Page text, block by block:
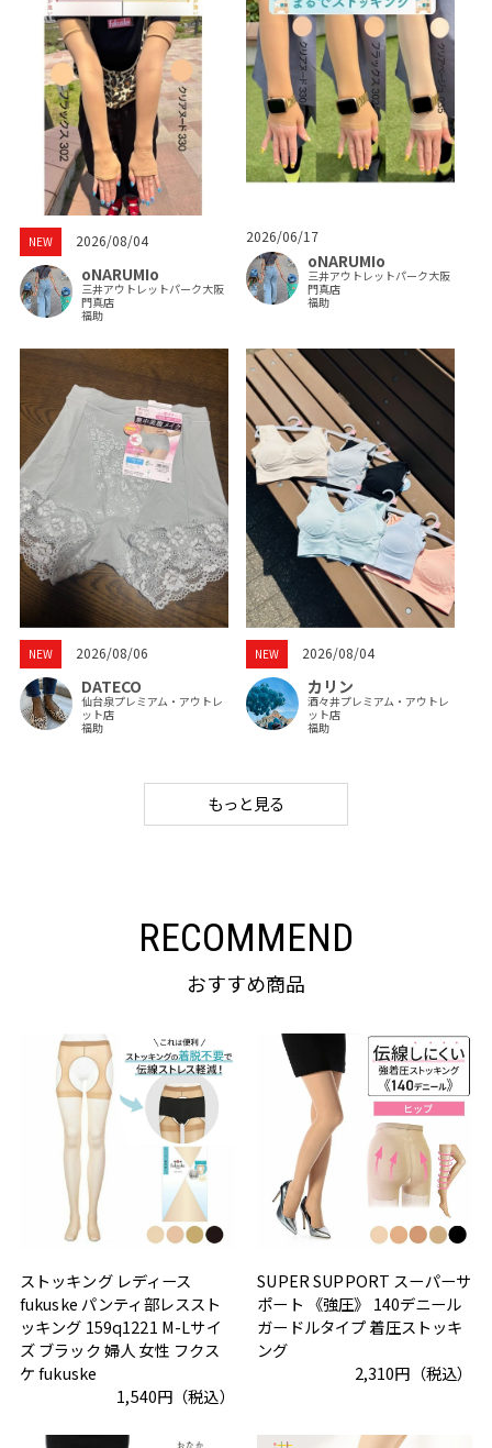
NEW 2026/08/04
oNARUMIo
三井アウトレットパーク大阪
門真店
福助
2026/06/17
oNARUMIo
三井アウトレットパーク大阪
門真店
福助
NEW 2026/08/06
DATECO
仙台泉プレミアム・アウトレ
ット店
福助
NEW 2026/08/04
カリン
酒々井プレミアム・アウトレ
ット店
福助
もっと見る
RECOMMEND
おすすめ商品
ストッキング レディース
fukuske パンティ部レススト
ッキング 159q1221 M-Lサイ
ズ ブラック 婦人 女性 フクス
ケ fukuske
1,540円（税込）
SUPER SUPPORT スーパーサ
ポート 《強圧》 140デニール
ガードルタイプ 着圧ストッキ
ング
2,310円（税込）